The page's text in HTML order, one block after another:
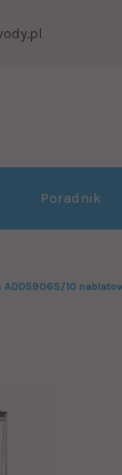
Poradnik
ADD5906S/10